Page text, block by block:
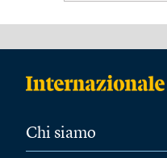
Chi siamo